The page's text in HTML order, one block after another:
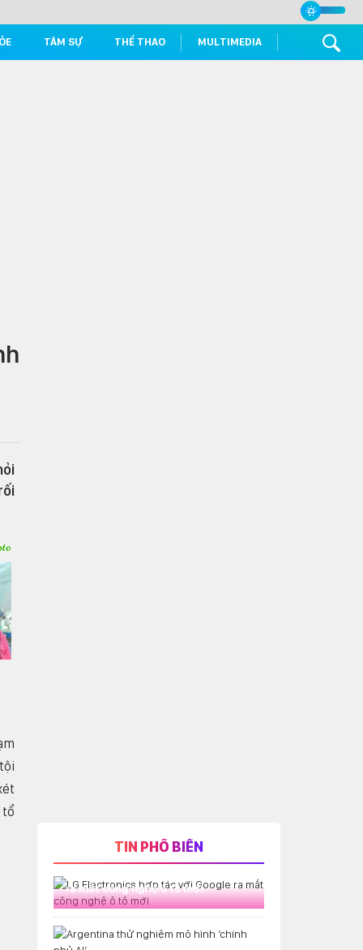
TÂM SỰ THỂ THAO MULTIMEDIA
TIN PHỔ BIẾN
ra mắt công nghệ ô tô mới